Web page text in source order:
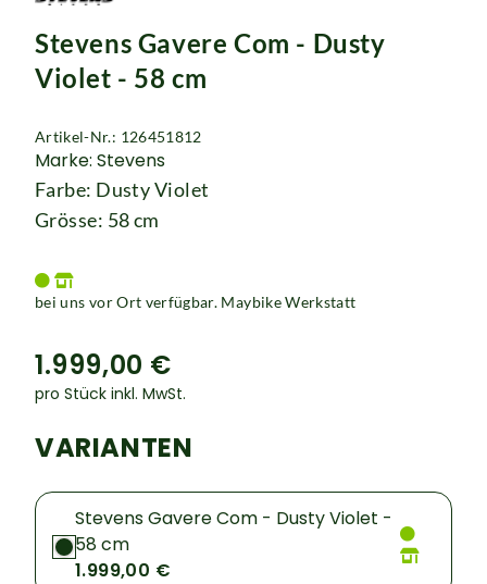
Rucksäcke
Schlösser
Stevens Gavere Com - Dusty
Violet - 58 cm
Artikel-Nr.: 126451812
Marke: Stevens
Farbe: Dusty Violet
Grösse: 58 cm
bei uns vor Ort verfügbar. Maybike Werkstatt
1.999,00 €
pro Stück inkl. MwSt.
VARIANTEN
Stevens Gavere Com - Dusty Violet -
58 cm
1.999,00 €